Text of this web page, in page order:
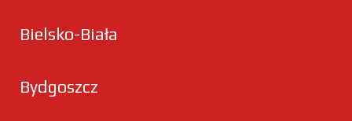
Bielsko-Biała
Bydgoszcz